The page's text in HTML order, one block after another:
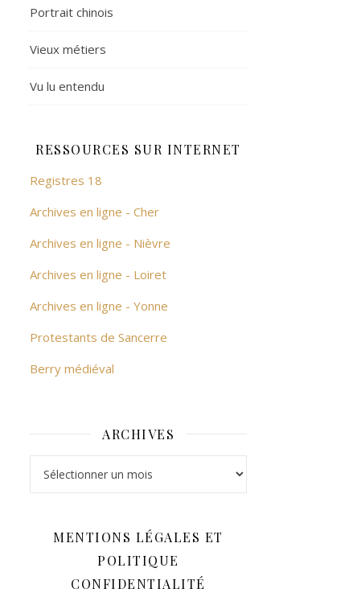
Portrait chinois
Vieux métiers
Vu lu entendu
RESSOURCES SUR INTERNET
Registres 18
Archives en ligne - Cher
Archives en ligne - Nièvre
Archives en ligne - Loiret
Archives en ligne - Yonne
Protestants de Sancerre
Berry médiéval
ARCHIVES
MENTIONS LÉGALES ET
POLITIQUE
CONFIDENTIALITÉ